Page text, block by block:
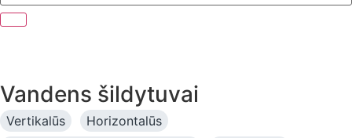
Vandens šildytuvai
Vertikalūs
Horizontalūs